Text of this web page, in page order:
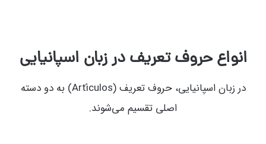
انواع حروف تعریف در زبان اسپانیایی
در زبان اسپانیایی، حروف تعریف (Artículos) به دو دسته
اصلی تقسیم می‌شوند.